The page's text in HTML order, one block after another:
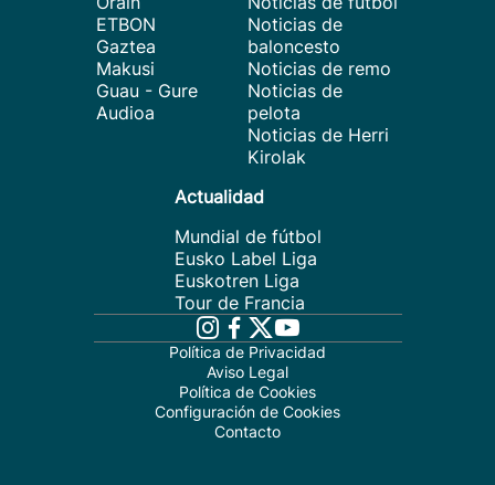
ETBON
Gaztea
Makusi
Guau - Gure
Audioa
Noticias de
baloncesto
Noticias de remo
Noticias de
pelota
Noticias de Herri
Kirolak
Actualidad
Mundial de fútbol
Eusko Label Liga
Euskotren Liga
Tour de Francia
Política de Privacidad
Aviso Legal
Política de Cookies
Configuración de Cookies
Contacto